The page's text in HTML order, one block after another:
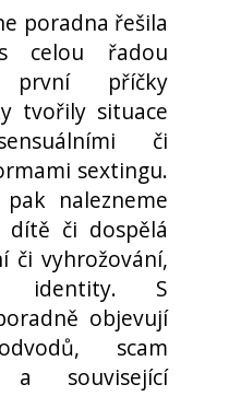
poradna řešila
celou řadou
první příčky
tvořily situace
či
sextingu.
nalezneme
dítě či dospělá
či vyhrožování,
identity. S
objevují
scam
a související